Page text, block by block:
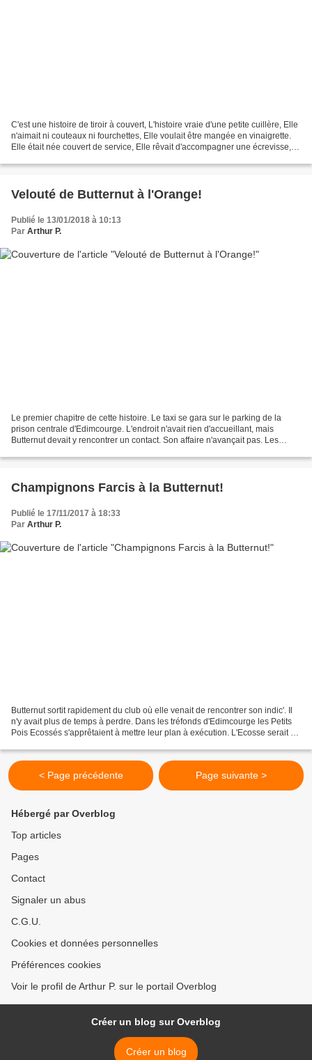
C'est une histoire de tiroir à couvert, L'histoire vraie d'une petite cuillère, Elle
n'aimait ni couteaux ni fourchettes, Elle voulait être mangée en vinaigrette.
Elle était née couvert de service, Elle rêvait d'accompagner une écrevisse,
Velouté de Butternut à l'Orange!
Publié le 13/01/2018 à 10:13
Par Arthur P.
Le premier chapitre de cette histoire. Le taxi se gara sur le parking de la
prison centrale d'Edimcourge. L'endroit n'avait rien d'accueillant, mais
Butternut devait y rencontrer un contact. Son affaire n'avançait pas. Les
Champignons Farcis à la Butternut!
Publié le 17/11/2017 à 18:33
Par Arthur P.
Butternut sortit rapidement du club où elle venait de rencontrer son indic'. Il
n'y avait plus de temps à perdre. Dans les tréfonds d'Edimcourge les Petits
Pois Ecossés s'apprêtaient à mettre leur plan à exécution. L'Ecosse serait à
< Page précédente Page suivante >
Hébergé par Overblog
Top articles
Pages
Contact
Signaler un abus
C.G.U.
Cookies et données personnelles
Préférences cookies
Voir le profil de Arthur P. sur le portail Overblog
Créer un blog sur Overblog
Créer un blog